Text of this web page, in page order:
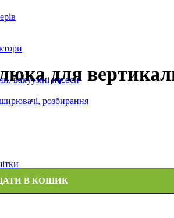
вакуумні насоси
розбирання
для
В КОШИК